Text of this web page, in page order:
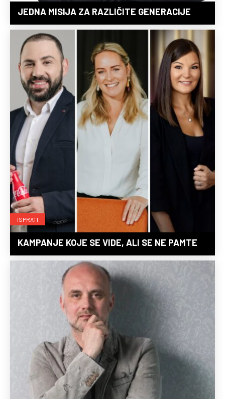
JEDNA MISIJA ZA RAZLIČITE GENERACIJE
ISPRATI
KAMPANJE KOJE SE VIDE, ALI SE NE PAMTE